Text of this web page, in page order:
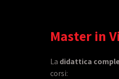
Master in
La didattica
corsi: